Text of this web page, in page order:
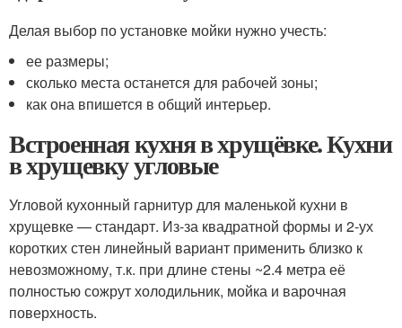
Делая выбор по установке мойки нужно учесть:
ее размеры;
сколько места останется для рабочей зоны;
как она впишется в общий интерьер.
Встроенная кухня в хрущёвке. Кухни
в хрущевку угловые
Угловой кухонный гарнитур для маленькой кухни в
хрущевке — стандарт. Из-за квадратной формы и 2-ух
коротких стен линейный вариант применить близко к
невозможному, т.к. при длине стены ~2.4 метра её
полностью сожрут холодильник, мойка и варочная
поверхность.